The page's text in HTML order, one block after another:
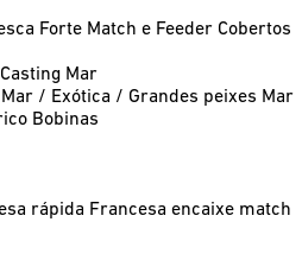
Forte Match e Feeder Cobertos
Mar
Mar / Exótica / Grandes peixes Mar
Bobinas
rápida Francesa encaixe match